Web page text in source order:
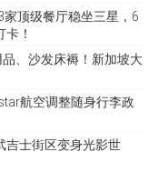
顶级餐厅稳坐三星，6
！
、沙发床褥！新加坡大
航空调整随身行李政
吉士街区变身光影世